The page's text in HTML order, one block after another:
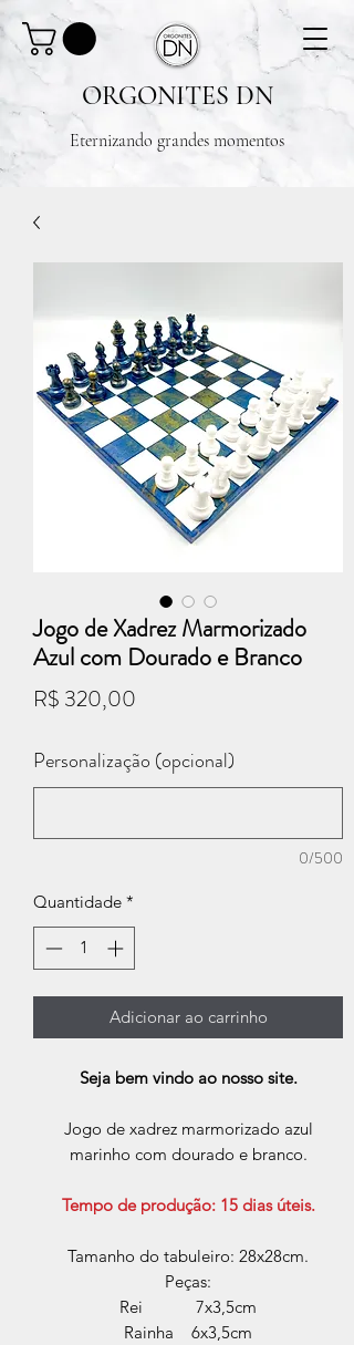
ORGONITES DN
Eternizando grandes momentos
Jogo de Xadrez Marmorizado
Azul com Dourado e Branco
R$ 320,00
Personalização (opcional)
0/500
Quantidade *
Adicionar ao carrinho
Seja bem vindo ao nosso site.
Jogo de xadrez marmorizado azul
marinho com dourado e branco.
Tempo de produção: 15 dias úteis.
Tamanho do tabuleiro: 28x28cm.
Peças:
Rei 7x3,5cm
Rainha 6x3,5cm